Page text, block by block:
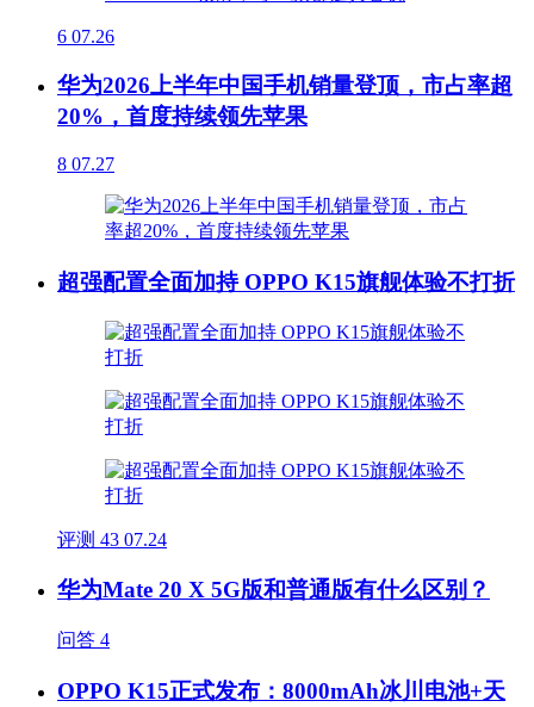
6 07.26
华为2026上半年中国手机销量登顶，市占率超
20%，首度持续领先苹果
8 07.27
超强配置全面加持 OPPO K15旗舰体验不打折
评测 43 07.24
华为Mate 20 X 5G版和普通版有什么区别？
问答 4
OPPO K15正式发布：8000mAh冰川电池+天